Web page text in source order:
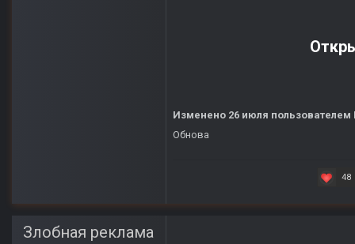
Изменено 26 июля пользователем
Обнова
48
Злобная реклама